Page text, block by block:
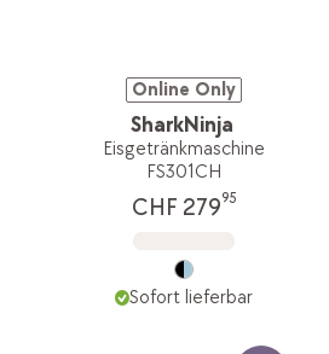
Online Only
SharkNinja
Eisgetränkmaschine
FS301CH
CHF 27995
Sofort lieferbar